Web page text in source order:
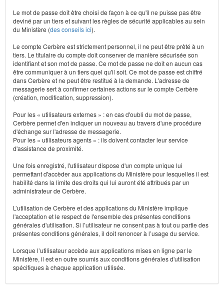
Le mot de passe doit être choisi de façon à ce qu'il ne puisse pas être
deviné par un tiers et suivant les règles de sécurité applicables au sein
du Ministère (des conseils ici).
Le compte Cerbère est strictement personnel, il ne peut être prêté à un
tiers. Le titulaire du compte doit conserver de manière sécurisée son
identifiant et son mot de passe. Ce mot de passe ne doit en aucun cas
être communiquer à un tiers quel qu'il soit. Ce mot de passe est chiffré
dans Cerbère et ne peut être restitué à la demande. L'adresse de
messagerie sert à confirmer certaines actions sur le compte Cerbère
(création, modification, suppression).
Pour les « utilisateurs externes » : en cas d'oubli du mot de passe,
Cerbère permet d'en indiquer un nouveau au travers d'une procédure
d'échange sur l'adresse de messagerie.
Pour les « utilisateurs agents » : ils doivent contacter leur service
d'assistance de proximité.
Une fois enregistré, l'utilisateur dispose d'un compte unique lui
permettant d'accèder aux applications du Ministère pour lesquelles il est
habilité dans la limite des droits qui lui auront été attribués par un
administrateur de Cerbère.
L’utilisation de Cerbère et des applications du Ministère implique
l'acceptation et le respect de l'ensemble des présentes conditions
générales d'utilisation. Si l’utilisateur ne consent pas à tout ou partie des
présentes conditions générales, il doit renoncer à l’usage du service.
Lorsque l’utilisateur accède aux applications mises en ligne par le
Ministère, il est en outre soumis aux conditions générales d'utilisation
spécifiques à chaque application utilisée.